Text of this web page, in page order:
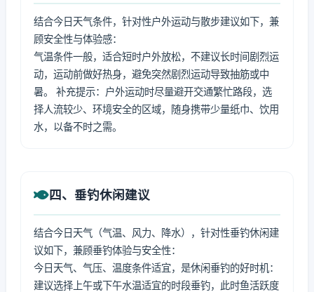
结合今日天气条件，针对性户外运动与散步建议如下，兼
顾安全性与体验感：
气温条件一般，适合短时户外放松，不建议长时间剧烈运
动，运动前做好热身，避免突然剧烈运动导致抽筋或中
暑。 补充提示：户外运动时尽量避开交通繁忙路段，选
择人流较少、环境安全的区域，随身携带少量纸巾、饮用
水，以备不时之需。
四、垂钓休闲建议
结合今日天气（气温、风力、降水），针对性垂钓休闲建
议如下，兼顾垂钓体验与安全性：
今日天气、气压、温度条件适宜，是休闲垂钓的好时机：
建议选择上午或下午水温适宜的时段垂钓，此时鱼活跃度